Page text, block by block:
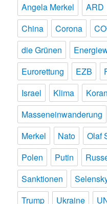
Angela Merkel
ARD
China
Corona
die Grünen
Eurorettung
EZB
Israel
Klima Koran
Masseneinwanderung
Merkel
Nato Olaf
Polen
Putin
Sanktionen
Trump
Ukraine